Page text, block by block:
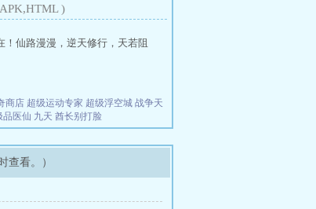
)
仙路漫漫，逆天修行，天若阻
商店 超级运动专家 超级浮空城 战争天
品医仙 九天 酋长别打脸
查看。）